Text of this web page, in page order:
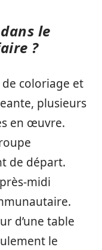
le
?
de coloriage et
plusieurs
en œuvre.
de départ.
midi
d’une table
le